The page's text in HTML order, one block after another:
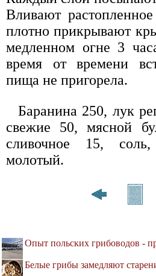
Вливают
плотно прикрывают
медленном огне 3
время от времени
пища не пригорела.
Баранина 250, лук
свежие 50, мясной
сливочное 15,
молотый.
Опыт польских грибоводов -
Белые грибы замедляют